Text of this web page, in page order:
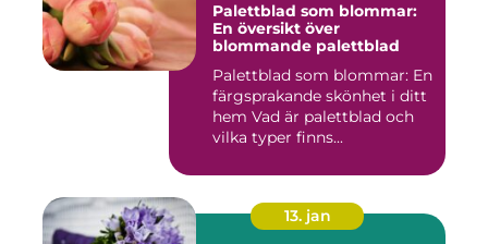
Palettblad som blommar:
En översikt över
blommande palettblad
Palettblad som blommar: En
färgsprakande skönhet i ditt
hem Vad är palettblad och
vilka typer finns...
13. jan